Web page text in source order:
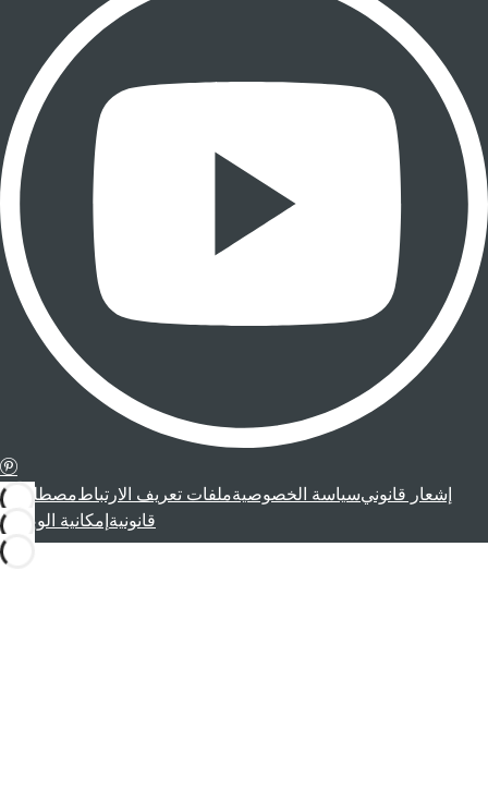
إشعار قانونيسياسة الخصوصيةملفات تعريف الارتباطمصطلحات
قانونية إمكانية الوصول